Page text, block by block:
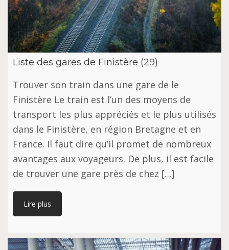
Liste des gares de Finistère (29)
Trouver son train dans une gare de le
Finistère Le train est l’un des moyens de
transport les plus appréciés et le plus utilisés
dans le Finistère, en région Bretagne et en
France. Il faut dire qu’il promet de nombreux
avantages aux voyageurs. De plus, il est facile
de trouver une gare près de chez […]
Lire plus